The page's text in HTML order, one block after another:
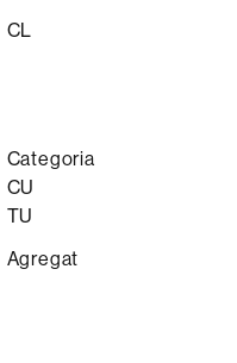
CL
Categoria
CU
TU
Agregat